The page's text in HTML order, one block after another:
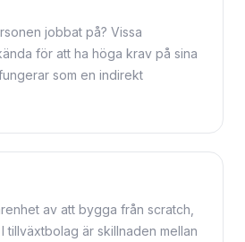
jobbat på? Vissa
för att ha höga krav på sina
som en indirekt
av att bygga från scratch,
tillväxtbolag är skillnaden mellan